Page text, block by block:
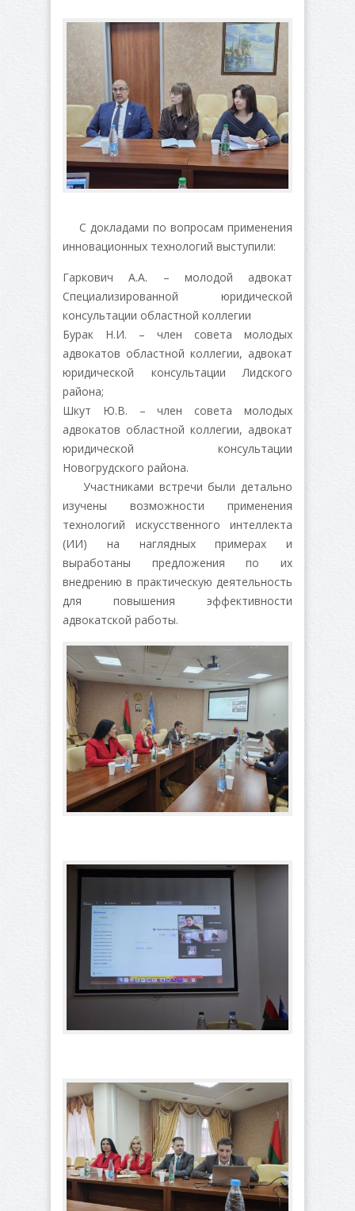
С докладами по вопросам применения
инновационных технологий выступили:
Гаркович А.А. – молодой адвокат
Специализированной юридической
консультации областной коллегии
Бурак Н.И. – член совета молодых
адвокатов областной коллегии, адвокат
юридической консультации Лидского
района;
Шкут Ю.В. – член совета молодых
адвокатов областной коллегии, адвокат
юридической консультации
Новогрудского района.
Участниками встречи были детально
изучены возможности применения
технологий искусственного интеллекта
(ИИ) на наглядных примерах и
выработаны предложения по их
внедрению в практическую деятельность
для повышения эффективности
адвокатской работы.